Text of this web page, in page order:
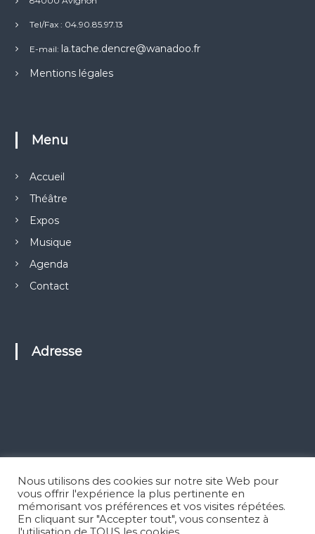
Tel/Fax : 04.90.85.97.13
E-mail: la.tache.dencre@wanadoo.fr
Mentions légales
Menu
Accueil
Théâtre
Expos
Musique
Agenda
Contact
Adresse
Nous utilisons des cookies sur notre site Web pour
vous offrir l'expérience la plus pertinente en
mémorisant vos préférences et vos visites répétées.
En cliquant sur "Accepter tout", vous consentez à